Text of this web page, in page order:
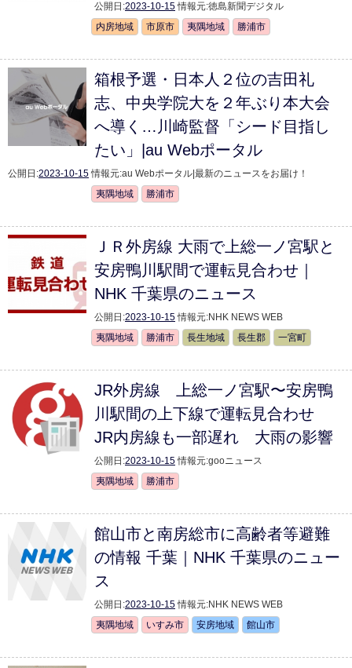
公開日:2023-10-15 情報元:徳島新聞デジタル
内房地域
市原市 夷隅地域 勝浦市
箱根予選・日本人２位の吉田礼
志、中央学院大を２年ぶり本大会
へ導く…川崎監督「シード目指し
たい」|au Webポータル
公開日:2023-10-15 情報元:au Webポータル|最新のニュースをお届け！
夷隅地域
勝浦市
ＪＲ外房線 大雨で上総一ノ宮駅と
安房鴨川駅間で運転見合わせ｜
NHK 千葉県のニュース
公開日:2023-10-15 情報元:NHK NEWS WEB
夷隅地域
勝浦市 長生地域 長生郡 一宮町
JR外房線 上総一ノ宮駅〜安房鴨
川駅間の上下線で運転見合わせ
JR内房線も一部遅れ 大雨の影響
公開日:2023-10-15 情報元:gooニュース
夷隅地域
勝浦市
館山市と南房総市に高齢者等避難
の情報 千葉｜NHK 千葉県のニュー
ス
公開日:2023-10-15 情報元:NHK NEWS WEB
夷隅地域
いすみ市 安房地域 館山市